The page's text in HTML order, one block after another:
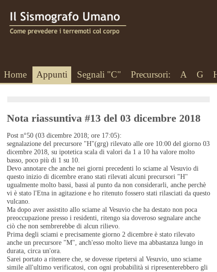
Home Appunti Segnali "C" Precursori: A G
Nota riassuntiva #13 del 03 dicembre 2018
Post n°50 (03 dicembre 2018; ore 17:05):
segnalazione del precursore "H"(grg) rilevato alle ore 10:00 del giorno 03
dicembre 2018, su ipotetica scala di valori da 1 a 10 ha valore molto
basso, poco più di 1 su 10.
Devo annotare che anche nei giorni precedenti lo sciame al Vesuvio di
questo inizio di dicembre erano stati rilevati alcuni precursori "H"
ugualmente molto bassi, bassi al punto da non considerarli, anche perchè
vi è stato l'Etna in agitazione e ho ritenuto fossero stati rilasciati da questo
vulcano.
Ma dopo aver assistito allo sciame al Vesuvio che ha destato non poca
preoccupazione presso i residenti, ritengo sia doveroso segnalare anche
ciò che non sembrerebbe di alcun rilievo.
Prima degli sciami e precisamente giorno 2 dicembre è stato rilevato
anche un precursore "M", anch'esso molto lieve ma abbastanza lungo in
durata, circa un'ora.
Sarei portato a ritenere che, se dovesse ripetersi al Vesuvio, uno sciame
simile all'ultimo verificatosi, con ogni probabilità si ripresenterebbero gli